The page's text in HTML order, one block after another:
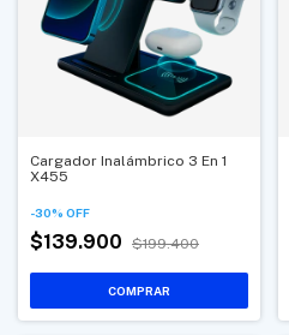
Cargador Inalámbrico 3 En 1
X455
-30% OFF
$139.900 $199.400